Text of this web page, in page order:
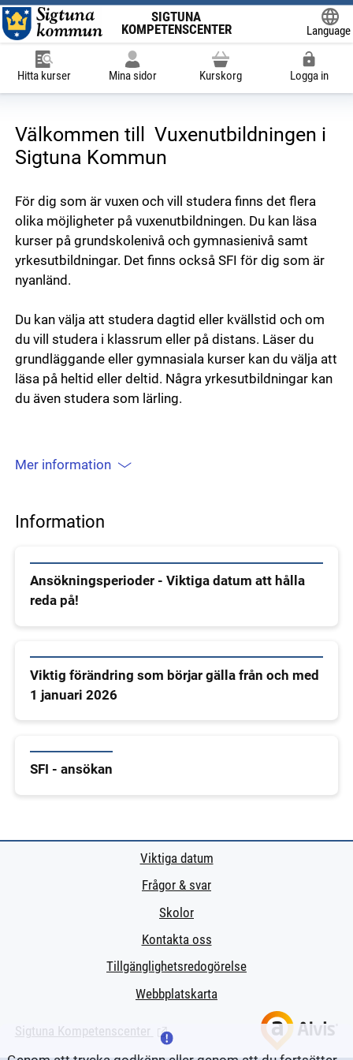
SIGTUNA
KOMPETENSCENTER
Language
Hitta kurser Mina sidor Kurskorg Logga in
Välkommen till Vuxenutbildningen i
Sigtuna Kommun
För dig som är vuxen och vill studera finns det flera
olika möjligheter på vuxenutbildningen. Du kan läsa
kurser på grundskolenivå och gymnasienivå samt
yrkesutbildningar. Det finns också SFI för dig som är
nyanländ.
Du kan välja att studera dagtid eller kvällstid och om
du vill studera i klassrum eller på distans. Läser du
grundläggande eller gymnasiala kurser kan du välja att
läsa på heltid eller deltid. Några yrkesutbildningar kan
du även studera som lärling.
Mer information
Information
Ansökningsperioder - Viktiga datum att hålla
reda på!
Viktig förändring som börjar gälla från och med
1 januari 2026
SFI - ansökan
Viktiga datum
Frågor & svar
Skolor
Kontakta oss
Tillgänglighetsredogörelse
Webbplatskarta
Sigtuna Kompetenscenter
(Länk till extern sida.)